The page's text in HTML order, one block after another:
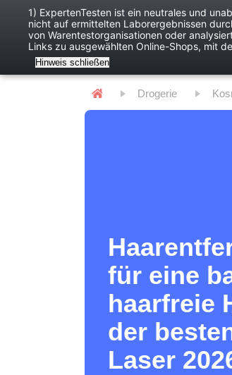
Drogerie
für eine
haarfreie
der
Laser
1) ExpertenTesten ist ein neutrales und
nicht auf ermittelten Laborergebnissen
von Warentestorganisationen oder
Links zu ausgewählten Online-Shops, mit
Hinweis schließen